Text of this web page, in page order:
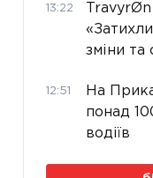
13:22
зміни та
12:51
На
понад
водіїв